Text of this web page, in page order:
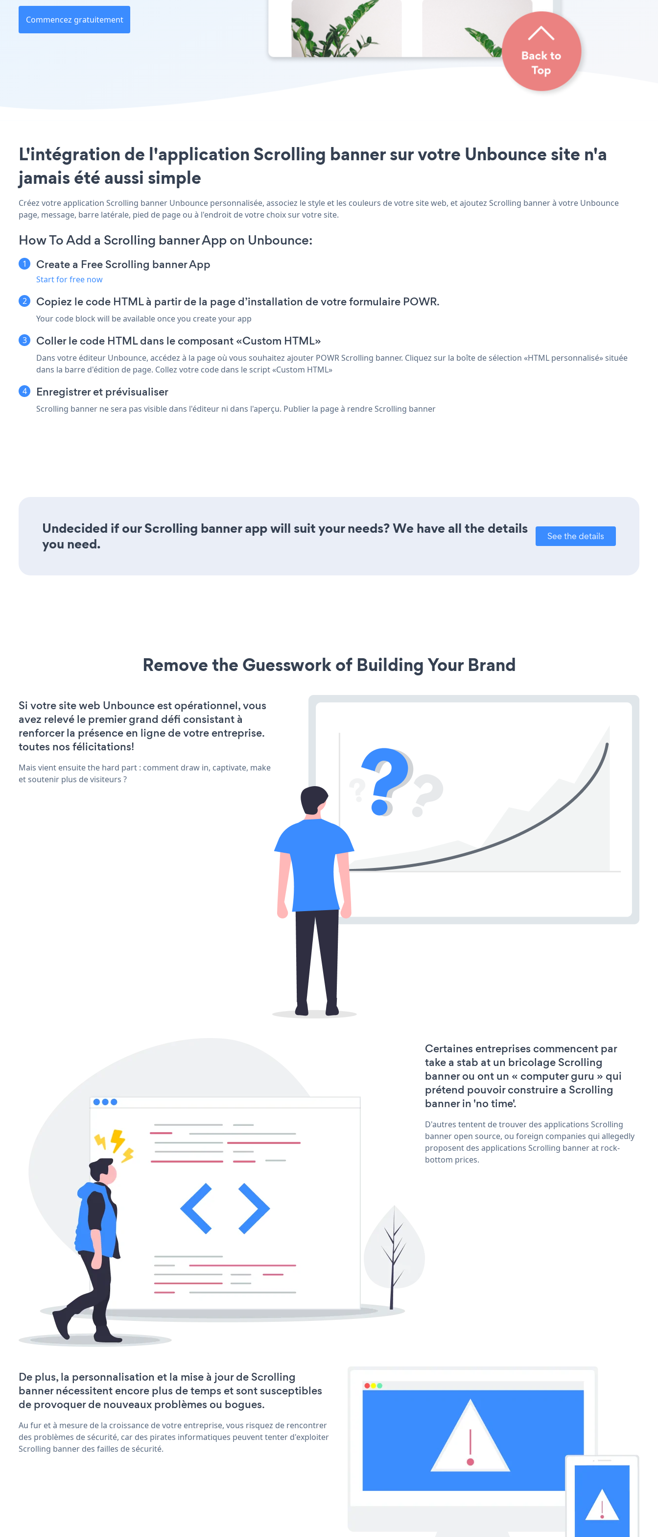
Commencez gratuitement
L'intégration de l'application Scrolling banner sur votre Unbounce site n'a
jamais été aussi simple
Créez votre application Scrolling banner Unbounce personnalisée, associez le style et les couleurs de votre site web, et ajoutez Scrolling banner à votre Unbounce
page, message, barre latérale, pied de page ou à l'endroit de votre choix sur votre site.
How To Add a Scrolling banner App on Unbounce:
Create a Free Scrolling banner App
Start for free now
Copiez le code HTML à partir de la page d’installation de votre formulaire POWR.
Your code block will be available once you create your app
Coller le code HTML dans le composant «Custom HTML»
Dans votre éditeur Unbounce, accédez à la page où vous souhaitez ajouter POWR Scrolling banner. Cliquez sur la boîte de sélection «HTML personnalisé» située
dans la barre d'édition de page. Collez votre code dans le script «Custom HTML»
Enregistrer et prévisualiser
Scrolling banner ne sera pas visible dans l'éditeur ni dans l'aperçu. Publier la page à rendre Scrolling banner
Undecided if our Scrolling banner app will suit your needs? We have all the details
you need.
See the details
Remove the Guesswork of Building Your Brand
Si votre site web Unbounce est opérationnel, vous
avez relevé le premier grand défi consistant à
renforcer la présence en ligne de votre entreprise.
toutes nos félicitations!
Mais vient ensuite the hard part : comment draw in, captivate, make
et soutenir plus de visiteurs ?
Certaines entreprises commencent par
take a stab at un bricolage Scrolling
banner ou ont un « computer guru » qui
prétend pouvoir construire a Scrolling
banner in 'no time'.
D'autres tentent de trouver des applications Scrolling
banner open source, ou foreign companies qui allegedly
proposent des applications Scrolling banner at rock-
bottom prices.
De plus, la personnalisation et la mise à jour de Scrolling
banner nécessitent encore plus de temps et sont susceptibles
de provoquer de nouveaux problèmes ou bogues.
Au fur et à mesure de la croissance de votre entreprise, vous risquez de rencontrer
des problèmes de sécurité, car des pirates informatiques peuvent tenter d'exploiter
Scrolling banner des failles de sécurité.